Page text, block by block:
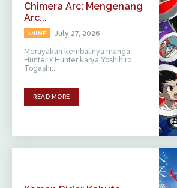
Chimera Arc: Mengenang
Arc...
ANIME July 27, 2026
Merayakan kembalinya manga
Hunter x Hunter karya Yoshihiro
Togashi,...
READ MORE